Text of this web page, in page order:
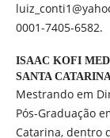
0001-7405-6582.
ISAAC KOFI
SANTA
Mestrando em
Pós-Graduação
Catarina, dentro